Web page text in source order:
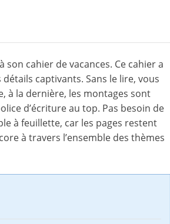
cahier de vacances. Ce cahier a
captivants. Sans le lire, vous
à la dernière, les montages sont
d’écriture au top. Pas besoin de
à feuillette, car les pages restent
à travers l’ensemble des thèmes